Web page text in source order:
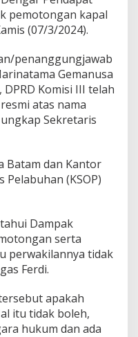
pemotongan kapal
(07/3/2024).
penanggungjawab
Gemanusa
Komisi III telah
atas nama
Sekretaris
Batam dan Kantor
(KSOP)
Dampak
serta
perwakilannya tidak
Ferdi.
apakah
itu tidak boleh,
hukum dan ada